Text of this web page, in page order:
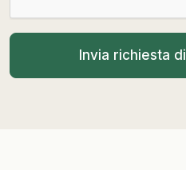
Invia richiesta